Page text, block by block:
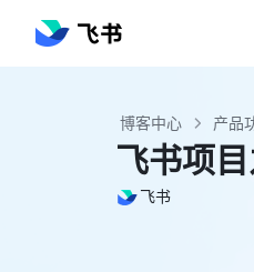
博客中心 产品
飞书项
飞书